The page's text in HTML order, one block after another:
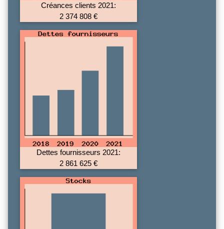
Créances clients 2021:
2 374 808 €
Dettes fournisseurs 2021:
2 861 625 €